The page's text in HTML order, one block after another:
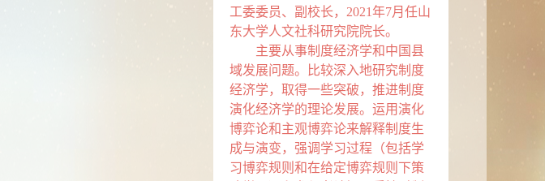
工委委员、副校长，2021年7月任山
东大学人文社科研究院院长。
主要从事制度经济学和中国县
域发展问题。比较深入地研究制度
经济学，取得一些突破，推进制度
演化经济学的理论发展。运用演化
博弈论和主观博弈论来解释制度生
成与演变，强调学习过程（包括学
习博弈规则和在给定博弈规则下策